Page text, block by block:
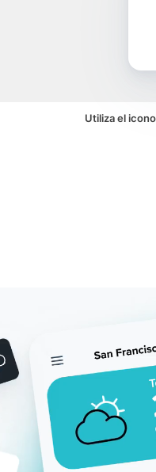
Utiliza el